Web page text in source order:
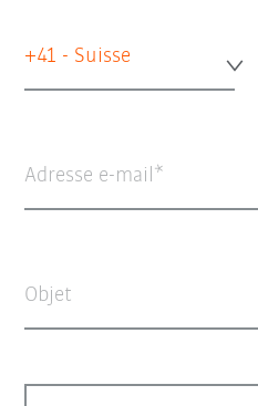
+41 - Suisse
Adresse e-mail
Objet